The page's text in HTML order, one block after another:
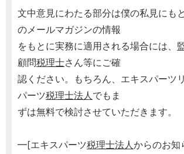
文中意見にわたる部分は僕の私見にも
のメールマガジンの情報
をもとに実務に適用される場合には、
顧問税理士さん等にご確
認ください。もちろん、エキスパーツ
パーツ税理士法人でもま
ずは無料で検討させていただきます。
━[エキスパーツ税理士法人からのお知